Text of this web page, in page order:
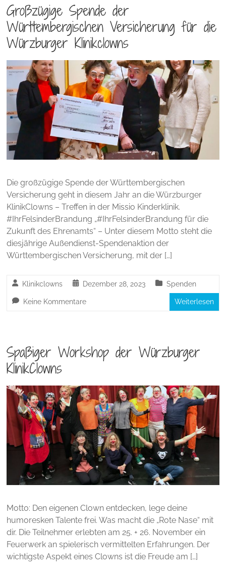
Großzügige Spende der
Württembergischen Versicherung für die
Würzburger Klinikclowns
Die großzügige Spende der Württembergischen
Versicherung geht in diesem Jahr an die Würzburger
KlinikClowns – Treffen in der Missio Kinderklinik.
#IhrFelsinderBrandung „#IhrFelsinderBrandung für die
Zukunft des Ehrenamts“ – Unter diesem Motto steht die
diesjährige Außendienst-Spendenaktion der
Württembergischen Versicherung, mit der […]
Klinikclowns Dezember 28, 2023 Spenden
Keine Kommentare Weiterlesen
Spaßiger Workshop der Würzburger
KlinikClowns
Motto: Den eigenen Clown entdecken, lege deine
humoresken Talente frei. Was macht die „Rote Nase“ mit
dir. Die Teilnehmer erlebten am 25. + 26. November ein
Feuerwerk an spielerisch vermittelten Erfahrungen. Der
wichtigste Aspekt eines Clowns ist die Freude am […]